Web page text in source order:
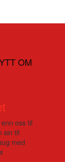
OM
oss til
sin til
med